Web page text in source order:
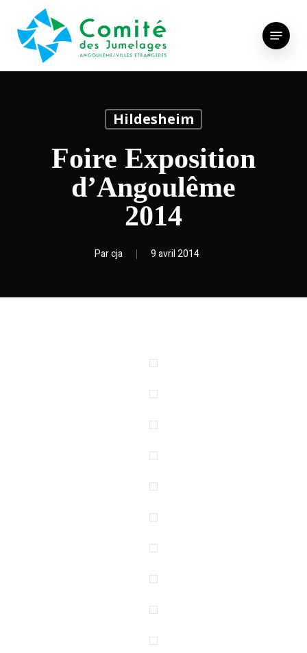
main
Menu
Hildesheim
Foire Exposition
d’Angoulême
2014
Parcja 9 avril 2014